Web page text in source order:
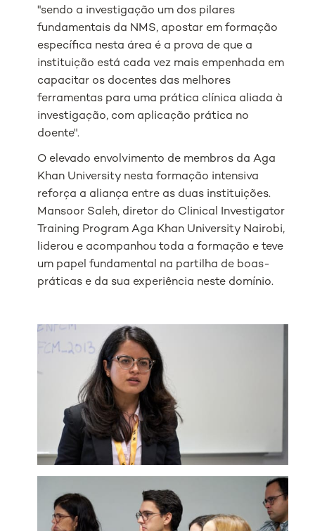
"sendo a investigação um dos pilares
fundamentais da NMS, apostar em formação
específica nesta área é a prova de que a
instituição está cada vez mais empenhada em
capacitar os docentes das melhores
ferramentas para uma prática clínica aliada à
investigação, com aplicação prática no
doente".
O elevado envolvimento de membros da Aga
Khan University nesta formação intensiva
reforça a aliança entre as duas instituições.
Mansoor Saleh, diretor do Clinical Investigator
Training Program Aga Khan University Nairobi,
liderou e acompanhou toda a formação e teve
um papel fundamental na partilha de boas-
práticas e da sua experiência neste domínio.